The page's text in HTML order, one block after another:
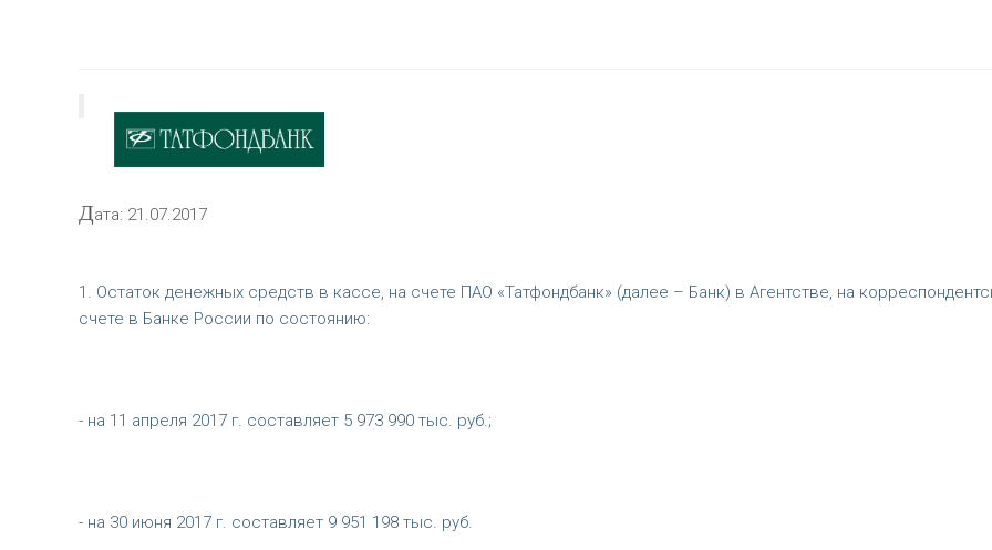
Дата: 21.07.2017
1. Остаток денежных средств в кассе, на счете ПАО «Татфондбанк» (далее – Банк) в Агентстве, на
счете в Банке России по состоянию:
- на 11 апреля 2017 г. составляет 5 973 990 тыс. руб.;
- на 30 июня 2017 г. составляет 9 951 198 тыс. руб.